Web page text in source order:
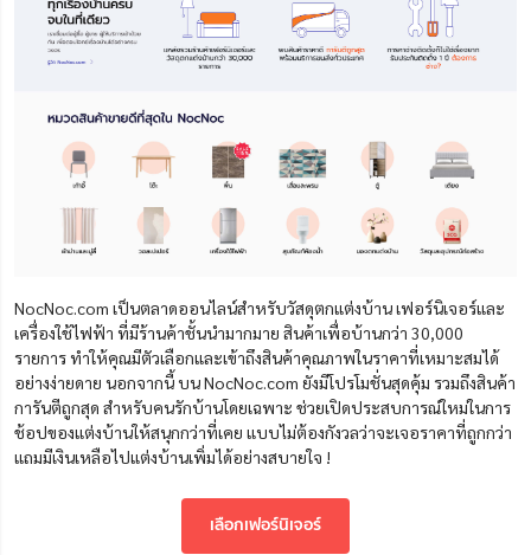
NocNoc.com เป็นตลาดออนไลน์สำหรับวัสดุตกแต่งบ้าน เฟอร์นิเจอร์และ
เครื่องใช้ไฟฟ้า ที่มีร้านค้าชั้นนำมากมาย สินค้าเพื่อบ้านกว่า 30,000
รายการ ทำให้คุณมีตัวเลือกและเข้าถึงสินค้าคุณภาพในราคาที่เหมาะสมได้
อย่างง่ายดาย นอกจากนี้ บน NocNoc.com ยังมีโปรโมชั่นสุดคุ้ม รวมถึงสินค้า
การันตีถูกสุด สำหรับคนรักบ้านโดยเฉพาะ ช่วยเปิดประสบการณ์ใหม่ในการ
ช้อปของแต่งบ้านให้สนุกกว่าที่เคย แบบไม่ต้องกังวลว่าจะเจอราคาที่ถูกกว่า
แถมมีเงินเหลือไปแต่งบ้านเพิ่มได้อย่างสบายใจ !
เลือกเฟอร์นิเจอร์